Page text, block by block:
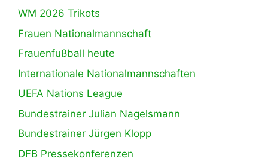
WM 2026 Trikots
Frauen Nationalmannschaft
Frauenfußball heute
Internationale Nationalmannschaften
UEFA Nations League
Bundestrainer Julian Nagelsmann
Bundestrainer Jürgen Klopp
DFB Pressekonferenzen